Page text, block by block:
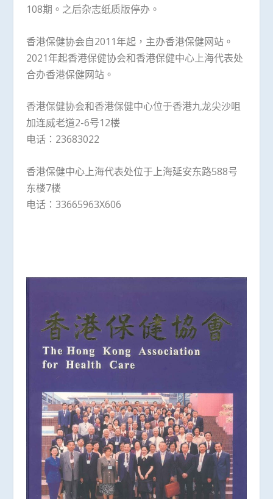
108期。之后杂志纸质版停办。
香港保健协会自2011年起，主办香港保健网站。
2021年起香港保健协会和香港保健中心上海代表处
合办香港保健网站。
香港保健协会和香港保健中心位于香港九龙尖沙咀
加连威老道2-6号12楼
电话：23683022
香港保健中心上海代表处位于上海延安东路588号
东楼7楼
电话：33665963X606